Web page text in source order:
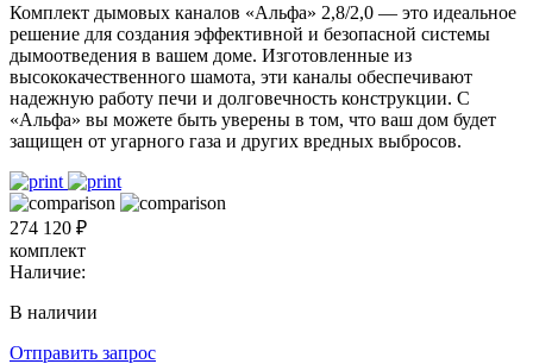
Комплект дымовых каналов «Альфа» 2,8/2,0 — это идеальное
решение для создания эффективной и безопасной системы
дымоотведения в вашем доме. Изготовленные из
высококачественного шамота, эти каналы обеспечивают
надежную работу печи и долговечность конструкции. С
«Альфа» вы можете быть уверены в том, что ваш дом будет
защищен от угарного газа и других вредных выбросов.
274 120 ₽
комплект
Наличие:
В наличии
Отправить запрос